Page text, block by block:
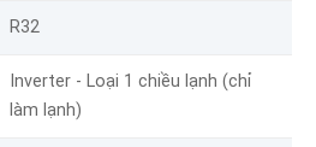
R32
Inverter - Loại 1 chiều lạnh (chỉ
làm lạnh)